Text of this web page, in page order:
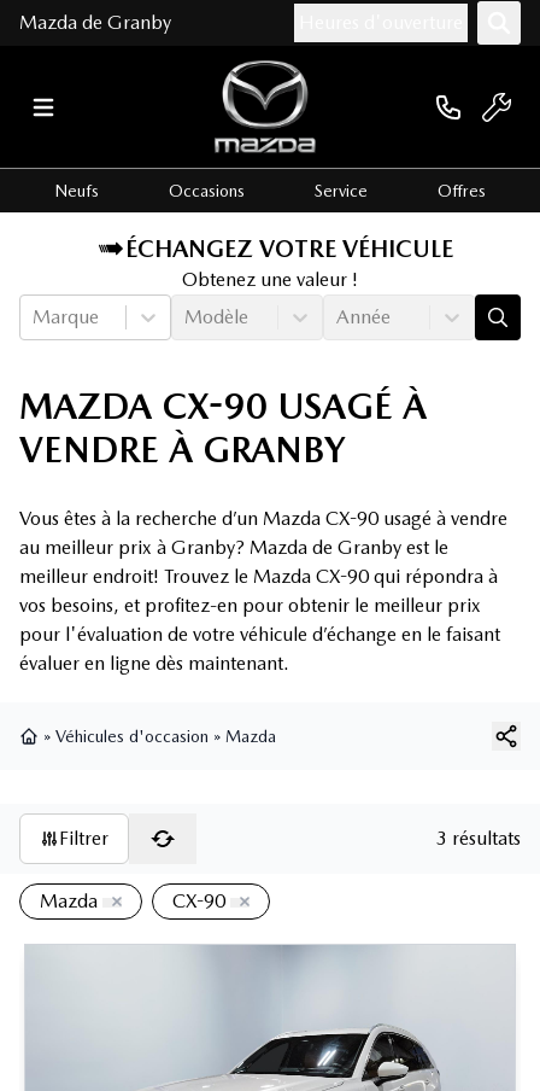
Mazda de Granby
Neufs Occasions Service Offres
ÉCHANGEZ VOTRE VÉHICULE
Obtenez une valeur !
Marque
Modèle Année
MAZDA CX-90 USAGÉ À
VENDRE À GRANBY
Vous êtes à la recherche d’un Mazda CX-90 usagé à vendre
au meilleur prix à Granby? Mazda de Granby est le
meilleur endroit! Trouvez le Mazda CX-90 qui répondra à
vos besoins, et profitez-en pour obtenir le meilleur prix
pour l'évaluation de votre véhicule d’échange en le faisant
évaluer en ligne dès maintenant.
» Véhicules d'occasion » Mazda
Filtrer 3 résultats
Mazda CX-90